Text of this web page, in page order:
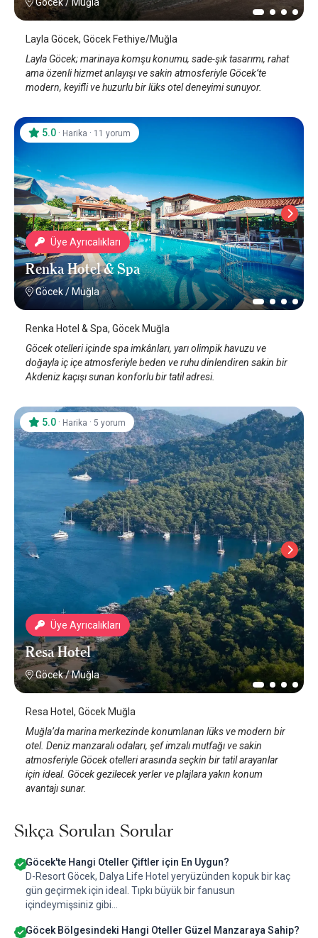
Layla Göcek, Göcek Fethiye/Muğla
Layla Göcek; marinaya komşu konumu, sade-şık tasarımı, rahat
ama özenli hizmet anlayışı ve sakin atmosferiyle Göcek’te
modern, keyifli ve huzurlu bir lüks otel deneyimi sunuyor.
Üye Ayrıcalıkları
Renka Hotel & Spa
Göcek/ Muğla
5.0 · Harika · 11 yorum
Renka Hotel & Spa, Göcek Muğla
Göcek otelleri içinde spa imkânları, yarı olimpik havuzu ve
doğayla iç içe atmosferiyle beden ve ruhu dinlendiren sakin bir
Akdeniz kaçışı sunan konforlu bir tatil adresi.
Üye Ayrıcalıkları
Resa Hotel
Göcek/Muğla
5.0 · Harika · 5 yorum
Resa Hotel, Göcek Muğla
Muğla’da marina merkezinde konumlanan lüks ve modern bir
otel. Deniz manzaralı odaları, şef imzalı mutfağı ve sakin
atmosferiyle Göcek otelleri arasında seçkin bir tatil arayanlar
için ideal. Göcek gezilecek yerler ve plajlara yakın konum
avantajı sunar.
Sıkça Sorulan Sorular
Göcek'te Hangi Oteller Çiftler için En Uygun?
D-Resort Göcek, Dalya Life Hotel yeryüzünden kopuk bir kaç
gün geçirmek için ideal. Tıpkı büyük bir fanusun
içindeymişsiniz gibi...
Göcek Bölgesindeki Hangi Oteller Güzel Manzaraya Sahip?